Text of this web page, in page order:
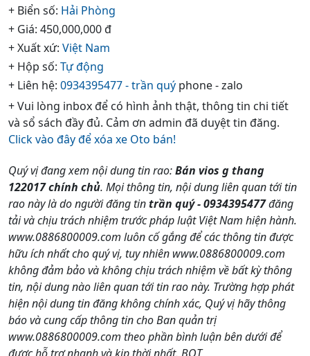
+ Biển số: Hải Phòng
+ Giá: 450,000,000 đ
+ Xuất xứ: Việt Nam
+ Hộp số: Tự động
+ Liên hệ: 0934395477 - trần quý phone - zalo
+ Vui lòng inbox để có hình ảnh thật, thông tin chi tiết
và sổ sách đầy đủ. Cảm ơn admin đã duyệt tin đăng.
Click vào đây để xóa xe Oto bán!
Quý vị đang xem nội dung tin rao:Bán vios g thang
122017 chính chủ. Mọi thông tin, nội dung liên quan tới tin
rao này là do người đăng tintrần quý - 0934395477đăng
tải và chịu trách nhiệm trước pháp luật Việt Nam hiện hành.
www.0886800009.com luôn cố gắng để các thông tin được
hữu ích nhất cho quý vị, tuy nhiên www.0886800009.com
không đảm bảo và không chịu trách nhiệm về bất kỳ thông
tin, nội dung nào liên quan tới tin rao này. Trường hợp phát
hiện nội dung tin đăng không chính xác, Quý vị hãy thông
báo và cung cấp thông tin cho Ban quản trị
www.0886800009.com theo phần bình luận bên dưới để
được hỗ trợ nhanh và kịp thời nhất. BQT